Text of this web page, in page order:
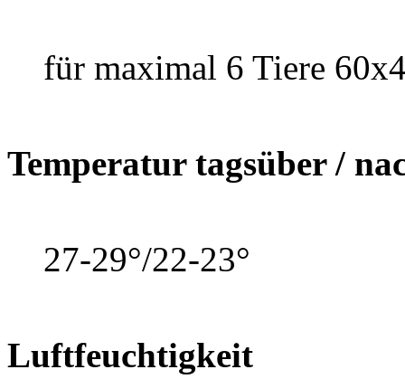
für maximal 6 Tiere
Temperatur tagsüber /
27-29°/22-23°
Luftfeuchtigkeit